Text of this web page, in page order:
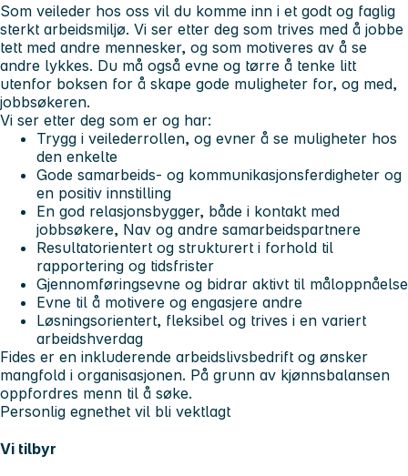
Som veileder hos oss vil du komme inn i et godt og faglig
sterkt arbeidsmiljø. Vi ser etter deg som trives med å jobbe
tett med andre mennesker, og som motiveres av å se
andre lykkes. Du må også evne og tørre å tenke litt
utenfor boksen for å skape gode muligheter for, og med,
jobbsøkeren.
Vi ser etter deg som er og har:
Trygg i veilederrollen, og evner å se muligheter hos
den enkelte
Gode samarbeids- og kommunikasjonsferdigheter og
en positiv innstilling
En god relasjonsbygger, både i kontakt med
jobbsøkere, Nav og andre samarbeidspartnere
Resultatorientert og strukturert i forhold til
rapportering og tidsfrister
Gjennomføringsevne og bidrar aktivt til måloppnåelse
Evne til å motivere og engasjere andre
Løsningsorientert, fleksibel og trives i en variert
arbeidshverdag
Fides er en inkluderende arbeidslivsbedrift og ønsker
mangfold i organisasjonen. På grunn av kjønnsbalansen
oppfordres menn til å søke.
Personlig egnethet vil bli vektlagt
Vi tilbyr